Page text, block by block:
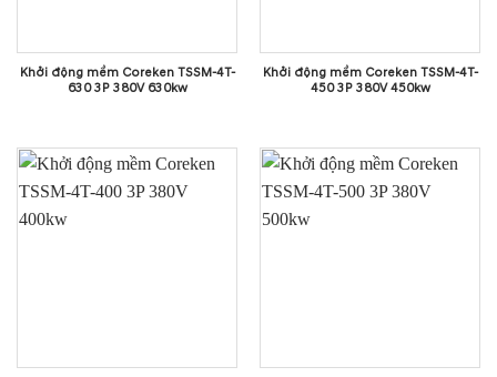
Khởi động mềm Coreken TSSM-4T-
630 3P 380V 630kw
Khởi động mềm Coreken TSSM-4T-
450 3P 380V 450kw